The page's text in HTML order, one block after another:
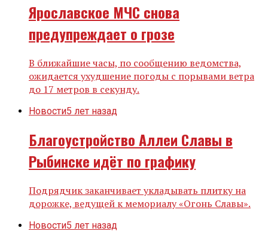
Ярославское МЧС снова
предупреждает о грозе
В ближайшие часы, по сообщению ведомства,
ожидается ухудшение погоды с порывами ветра
до 17 метров в секунду.
Новости5 лет назад
Благоустройство Аллеи Славы в
Рыбинске идёт по графику
Подрядчик заканчивает укладывать плитку на
дорожке, ведущей к мемориалу «Огонь Славы».
Новости5 лет назад